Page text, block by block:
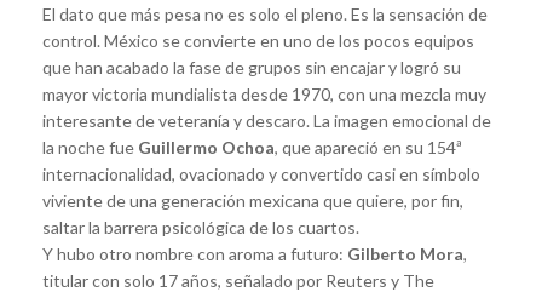
El dato que más pesa no es solo el pleno. Es la sensación de
control. México se convierte en uno de los pocos equipos
que han acabado la fase de grupos sin encajar y logró su
mayor victoria mundialista desde 1970, con una mezcla muy
interesante de veteranía y descaro. La imagen emocional de
la noche fue Guillermo Ochoa, que apareció en su 154ª
internacionalidad, ovacionado y convertido casi en símbolo
viviente de una generación mexicana que quiere, por fin,
saltar la barrera psicológica de los cuartos.
Y hubo otro nombre con aroma a futuro: Gilberto Mora,
titular con solo 17 años, señalado por Reuters y The